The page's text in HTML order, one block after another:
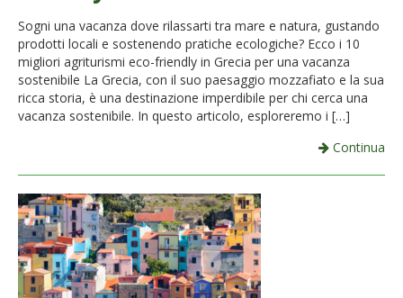
French
Italiano
Sogni una vacanza dove rilassarti tra mare e natura, gustando
prodotti locali e sostenendo pratiche ecologiche? Ecco i 10
migliori agriturismi eco-friendly in Grecia per una vacanza
sostenibile La Grecia, con il suo paesaggio mozzafiato e la sua
ricca storia, è una destinazione imperdibile per chi cerca una
vacanza sostenibile. In questo articolo, esploreremo i […]
Continua